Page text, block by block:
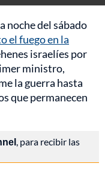
noche del sábado
el fuego en la
israelíes por
ministro,
la guerra hasta
que permanecen
, para recibir las